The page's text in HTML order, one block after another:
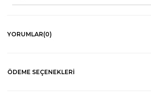
YORUMLAR(0)
ÖDEME SEÇENEKLERI